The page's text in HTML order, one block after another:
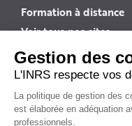
Formation à distance
Voir tous nos sites →
INRS English
INRS (english version)